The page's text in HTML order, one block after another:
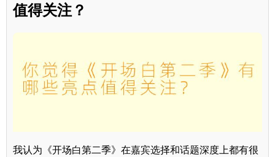
值得关注？
我认为《开场白第二季》在嘉宾选择和话题深度上都有很